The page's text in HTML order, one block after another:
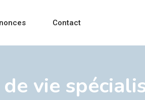
Contact
vie